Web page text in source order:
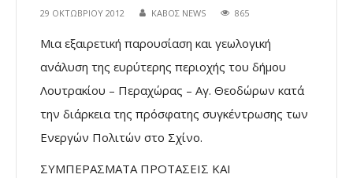
29 ΟΚΤΩΒΡΊΟΥ 2012 ΚΑΒΟΣ NEWS 865
Μια εξαιρετική παρουσίαση και γεωλογική
ανάλυση της ευρύτερης περιοχής του δήμου
Λουτρακίου – Περαχώρας – Αγ. Θεοδώρων κατά
την διάρκεια της πρόσφατης συγκέντρωσης των
Ενεργών Πολιτών στο Σχίνο.
ΣΥΜΠΕΡΑΣΜΑΤΑ ΠΡΟΤΑΣΕΙΣ ΚΑΙ